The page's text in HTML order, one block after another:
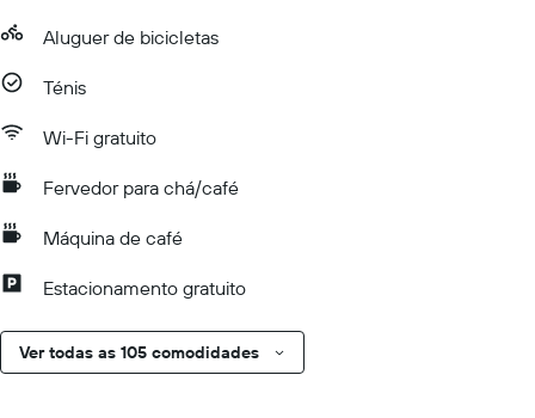
Aluguer de bicicletas
Ténis
Wi-Fi gratuito
Fervedor para chá/café
Máquina de café
Estacionamento gratuito
Ver todas as 105 comodidades